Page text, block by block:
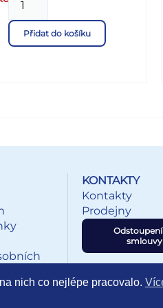
v mixu dle aktuální
zásoby
Přidat do košíku
KONTAKTY
Kontakty
Prodejny
smlouvy
nich co nejlépe pracovalo.